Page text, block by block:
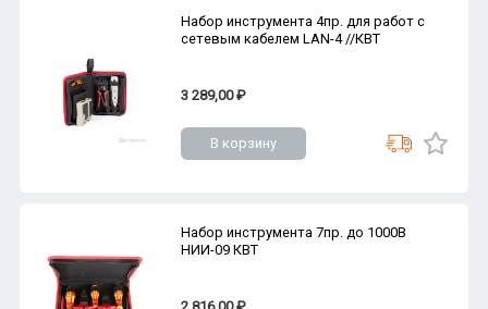
Набор инструмента 4пр. для работ с
сетевым кабелем LAN-4 //КВТ
3 289,00 ₽
В корзину
Набор инструмента 7пр. до 1000В
НИИ-09 КВТ